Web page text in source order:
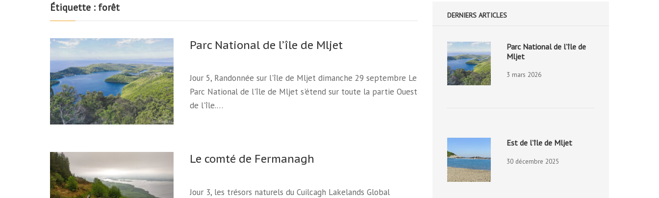
Étiquette : forêt
Parc National de l’île de Mljet
Jour 5, Randonnée sur l'île de Mljet dimanche 29 septembre Le
Parc National de l'île de Mljet s'étend sur toute la partie Ouest
de l'île.…
Le comté de Fermanagh
Jour 3, les trésors naturels du Cuilcagh Lakelands Global
DERNIERS ARTICLES
Parc National de l’île de
Mljet
3 mars 2026
Est de l’île de Mljet
30 décembre 2025